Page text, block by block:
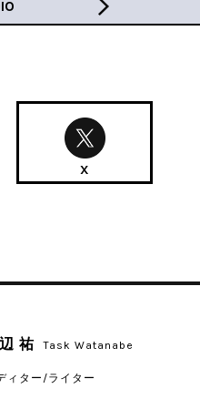
X
祐 Task Watanabe
ィター/ライター